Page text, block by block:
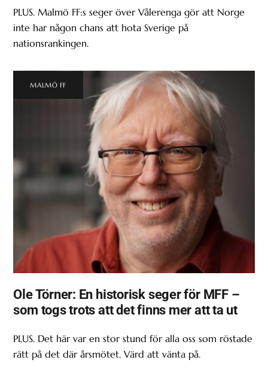
PLUS. Malmö FF:s seger över Vålerenga gör att Norge
inte har någon chans att hota Sverige på
nationsrankingen.
MALMÖ FF
Ole Törner: En historisk seger för MFF –
som togs trots att det finns mer att ta ut
PLUS. Det här var en stor stund för alla oss som röstade
rätt på det där årsmötet. Värd att vänta på.